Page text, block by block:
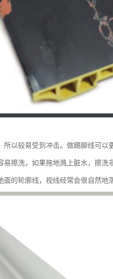
以较易受到冲击。做踢脚线可
擦洗，如果拖地溅上脏水，擦洗
的轮廓线，视线经常会很自然地